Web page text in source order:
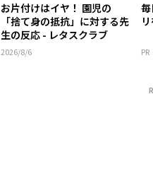
お片付けはイヤ！ 園児の
「捨て身の抵抗」に対する先
生の反応 - レタスクラブ
2026/8/6 PR